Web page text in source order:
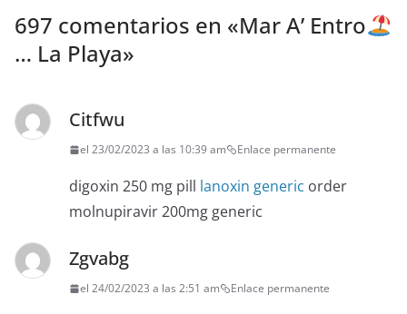
697 comentarios en «Mar A’ Entro
… La Playa»
Citfwu
el 23/02/2023 a las 10:39 am Enlace permanente
digoxin 250 mg pill lanoxin generic order
molnupiravir 200mg generic
Zgvabg
el 24/02/2023 a las 2:51 am Enlace permanente